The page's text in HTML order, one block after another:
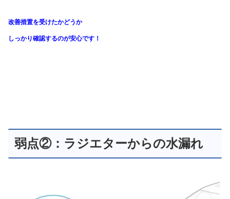
改善措置を受けたかどうか
しっかり確認するのが安心です！
弱点②：ラジエターからの水漏れ